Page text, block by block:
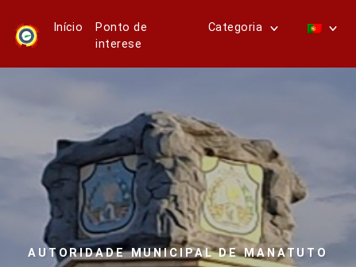
Início
Ponto de
interese
Categoria
AUTORIDADE MUNICIPAL DE MANATUTO